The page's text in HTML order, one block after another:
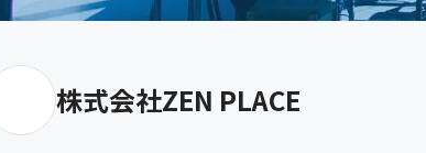
株式会社ZEN PLACE